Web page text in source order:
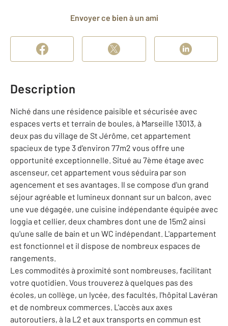
Envoyer ce bien à un ami
Description
Niché dans une résidence paisible et sécurisée avec
espaces verts et terrain de boules, à Marseille 13013, à
deux pas du village de St Jérôme, cet appartement
spacieux de type 3 d'environ 77m2 vous offre une
opportunité exceptionnelle. Situé au 7ème étage avec
ascenseur, cet appartement vous séduira par son
agencement et ses avantages. Il se compose d'un grand
séjour agréable et lumineux donnant sur un balcon, avec
une vue dégagée, une cuisine indépendante équipée avec
loggia et cellier, deux chambres dont une de 15m2 ainsi
qu'une salle de bain et un WC indépendant. L'appartement
est fonctionnel et il dispose de nombreux espaces de
rangements.
Les commodités à proximité sont nombreuses, facilitant
votre quotidien. Vous trouverez à quelques pas des
écoles, un collège, un lycée, des facultés, l'hôpital Lavéran
et de nombreux commerces. L'accès aux axes
autoroutiers, à la L2 et aux transports en commun est